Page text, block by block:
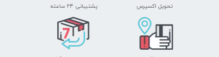
تحویل اکسپرس پشتیبانی ۲۴ ساعته